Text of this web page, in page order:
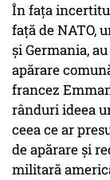
În fața
față de NATO,
și Germania,
apărare
francez
rânduri ideea
ceea ce ar
de apărare și
militară